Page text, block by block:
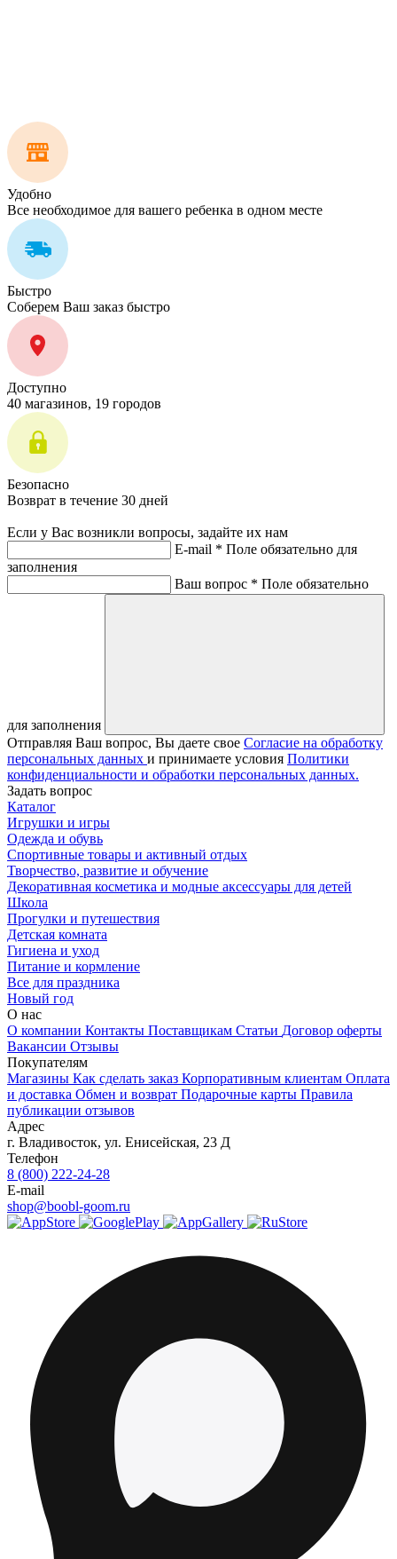
Удобно
Все необходимое для вашего ребенка в одном месте
Быстро
Соберем Ваш заказ быстро
Доступно
40 магазинов, 19 городов
Безопасно
Возврат в течение 30 дней
Если у Вас возникли вопросы, задайте их нам
E-mail * Поле обязательно для
заполнения
Ваш вопрос * Поле обязательно
для заполнения
Отправляя Ваш вопрос, Вы даете свое Согласие на обработку
персональных данных и принимаете условия Политики
конфиденциальности и обработки персональных данных.
Задать вопрос
Каталог
Игрушки и игры
Одежда и обувь
Спортивные товары и активный отдых
Творчество, развитие и обучение
Декоративная косметика и модные аксессуары для детей
Школа
Прогулки и путешествия
Детская комната
Гигиена и уход
Питание и кормление
Все для праздника
Новый год
О нас
О компании Контакты Поставщикам Статьи Договор оферты
Вакансии Отзывы
Покупателям
Магазины Как сделать заказ Корпоративным клиентам Оплата
и доставка Обмен и возврат Подарочные карты Правила
публикации отзывов
Адрес
г. Владивосток, ул. Енисейская, 23 Д
Телефон
8 (800) 222-24-28
E-mail
shop@boobl-goom.ru